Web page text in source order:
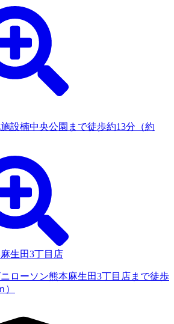
設楠中央公園まで徒歩約13分（約
ローソン熊本麻生田3丁目店まで徒歩